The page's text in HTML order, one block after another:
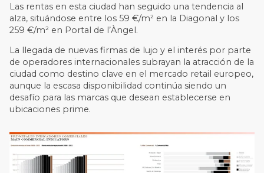
Las rentas en esta ciudad han seguido una tendencia al
alza, situándose entre los 59 €/m² en la Diagonal y los
259 €/m² en Portal de l’Àngel.
La llegada de nuevas firmas de lujo y el interés por parte
de operadores internacionales subrayan la atracción de la
ciudad como destino clave en el mercado retail europeo,
aunque la escasa disponibilidad continúa siendo un
desafío para las marcas que desean establecerse en
ubicaciones prime.